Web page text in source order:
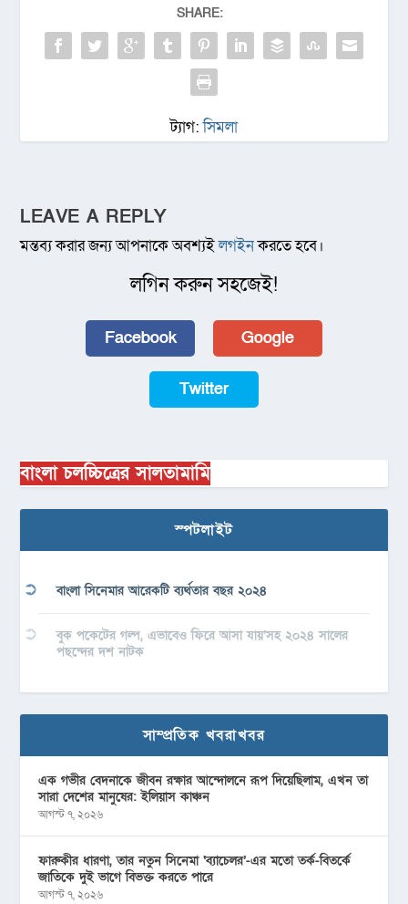
SHARE:
ট্যাগ:সিমলা
LEAVE A REPLY
মন্তব্য করার জন্য আপনাকে অবশ্যইলগইনকরতে হবে।
লগিন করুন সহজেই!
Facebook Google
Twitter
বাংলা চলচ্চিত্রের সালতামামি
স্পটলাইট
বাংলা সিনেমার আরেকটি ব্যর্থতার বছর ২০২৪
বুক পকেটের গল্প, এভাবেও ফিরে আসা যায়’সহ ২০২৪ সালের
পছন্দের দশ নাটক
সাম্প্রতিক খবরাখবর
এক গভীর বেদনাকে জীবন রক্ষার আন্দোলনে রূপ দিয়েছিলাম, এখন তা
সারা দেশের মানুষের: ইলিয়াস কাঞ্চন
আগস্ট ৭, ২০২৬
ফারুকীর ধারণা, তার নতুন সিনেমা ‘ব্যাচেলর’-এর মতো তর্ক-বিতর্কে
জাতিকে দুই ভাগে বিভক্ত করতে পারে
আগস্ট ৭, ২০২৬